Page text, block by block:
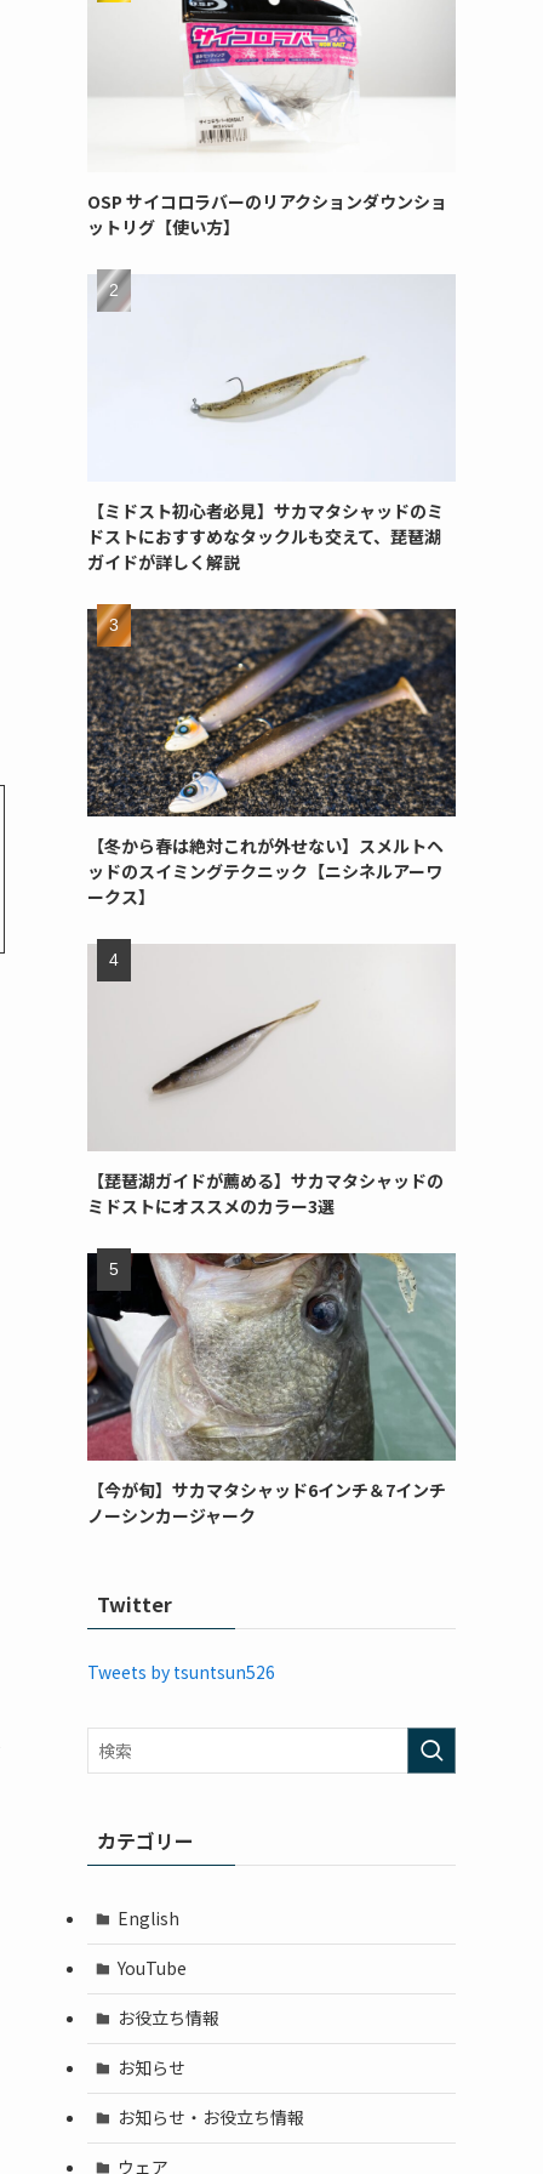
OSP サイコロラバーのリアクションダウンショ
ットリグ【使い方】
【ミドスト初心者必見】サカマタシャッドのミ
ドストにおすすめなタックルも交えて、琵琶湖
ガイドが詳しく解説
【冬から春は絶対これが外せない】スメルトヘ
ッドのスイミングテクニック【ニシネルアーワ
ークス】
【琵琶湖ガイドが薦める】サカマタシャッドの
ミドストにオススメのカラー3選
【今が旬】サカマタシャッド6インチ＆7インチ
ノーシンカージャーク
Twitter
Tweets by tsuntsun526
カテゴリー
English
YouTube
お役立ち情報
お知らせ
お知らせ・お役立ち情報
ウェア